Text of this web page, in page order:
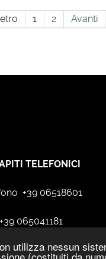
utilizza nessun
1 2 Avanti
TELEFONICI
+39 06518601
065041181